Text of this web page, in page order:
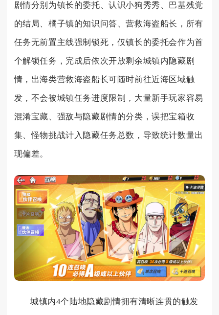
剧情分别为镇长的委托、认识小狗秀秀、巴基残党
的结局、橘子镇的知识问答、营救海盗船长，所有
任务无前置主线强制锁死，仅镇长的委托会作为首
个解锁任务，完成后依次开放剩余城镇内隐藏剧
情，出海类营救海盗船长可随时前往近海区域触
发，不会被城镇任务进度限制，大量新手玩家容易
混淆宝藏、强敌与隐藏剧情的分类，误把宝箱收
集、怪物挑战计入隐藏任务总数，导致统计数量出
现偏差。
城镇内4个陆地隐藏剧情拥有清晰连贯的触发